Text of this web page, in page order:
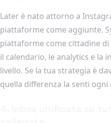
Later è nato attorno a
piattaforme come aggiunte.
piattaforme come cittadine
il calendario, le analytics e la
livello. Se la tua strategia è
quella differenza la senti ogni